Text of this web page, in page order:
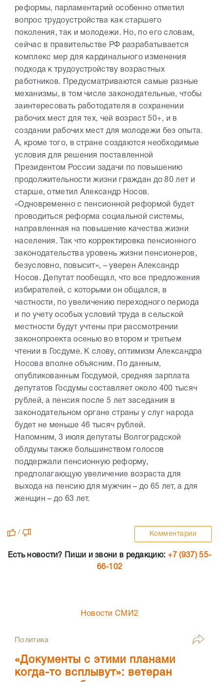
реформы, парламентарий особенно отметил
вопрос трудоустройства как старшего
поколения, так и молодежи. Но, по его словам,
сейчас в правительстве РФ разрабатывается
комплекс мер для кардинального изменения
подхода к трудоустройству возрастных
работников. Предусматриваются самые разные
механизмы, в том числе законодательные, чтобы
заинтересовать работодателя в сохранении
рабочих мест для тех, чей возраст 50+, и в
создании рабочих мест для молодежи без опыта.
А, кроме того, в стране создаются необходимые
условия для решения поставленной
Президентом России задачи по повышению
продолжительности жизни граждан до 80 лет и
старше, отметил Александр Носов.
«Одновременно с пенсионной реформой будет
проводиться реформа социальной системы,
направленная на повышение качества жизни
населения. Так что корректировка пенсионного
законодательства уровень жизни пенсионеров,
безусловно, повысит», – уверен Александр
Носов. Депутат пообещал, что все предложения
избирателей, с которыми он общался, в
частности, по увеличению переходного периода
и по учету особых условий труда в сельской
местности будут учтены при рассмотрении
законопроекта осенью во втором и третьем
чтении в Госдуме. К слову, оптимизм Александра
Носова вполне объясним. По данным,
опубликованным Госдумой, средняя зарплата
депутатов Госдумы составляет около 400 тысяч
рублей, а пенсия после 5 лет заседания в
законодательном органе страны у слуг народа
будет не меньше 46 тысяч рублей.
Напомним, 3 июля депутаты Волгоградской
облдумы также большинством голосов
поддержали пенсионную реформу,
предполагающую увеличение возраста для
выхода на пенсию для мужчин – до 65 лет, а для
женщин – до 63 лет.
/ Комментарии
Есть новости? Пиши и звони в редакцию: +7 (937) 55-
66-102
Новости СМИ2
Политика
«Документы с этими планами
когда-то всплывут»: ветеран